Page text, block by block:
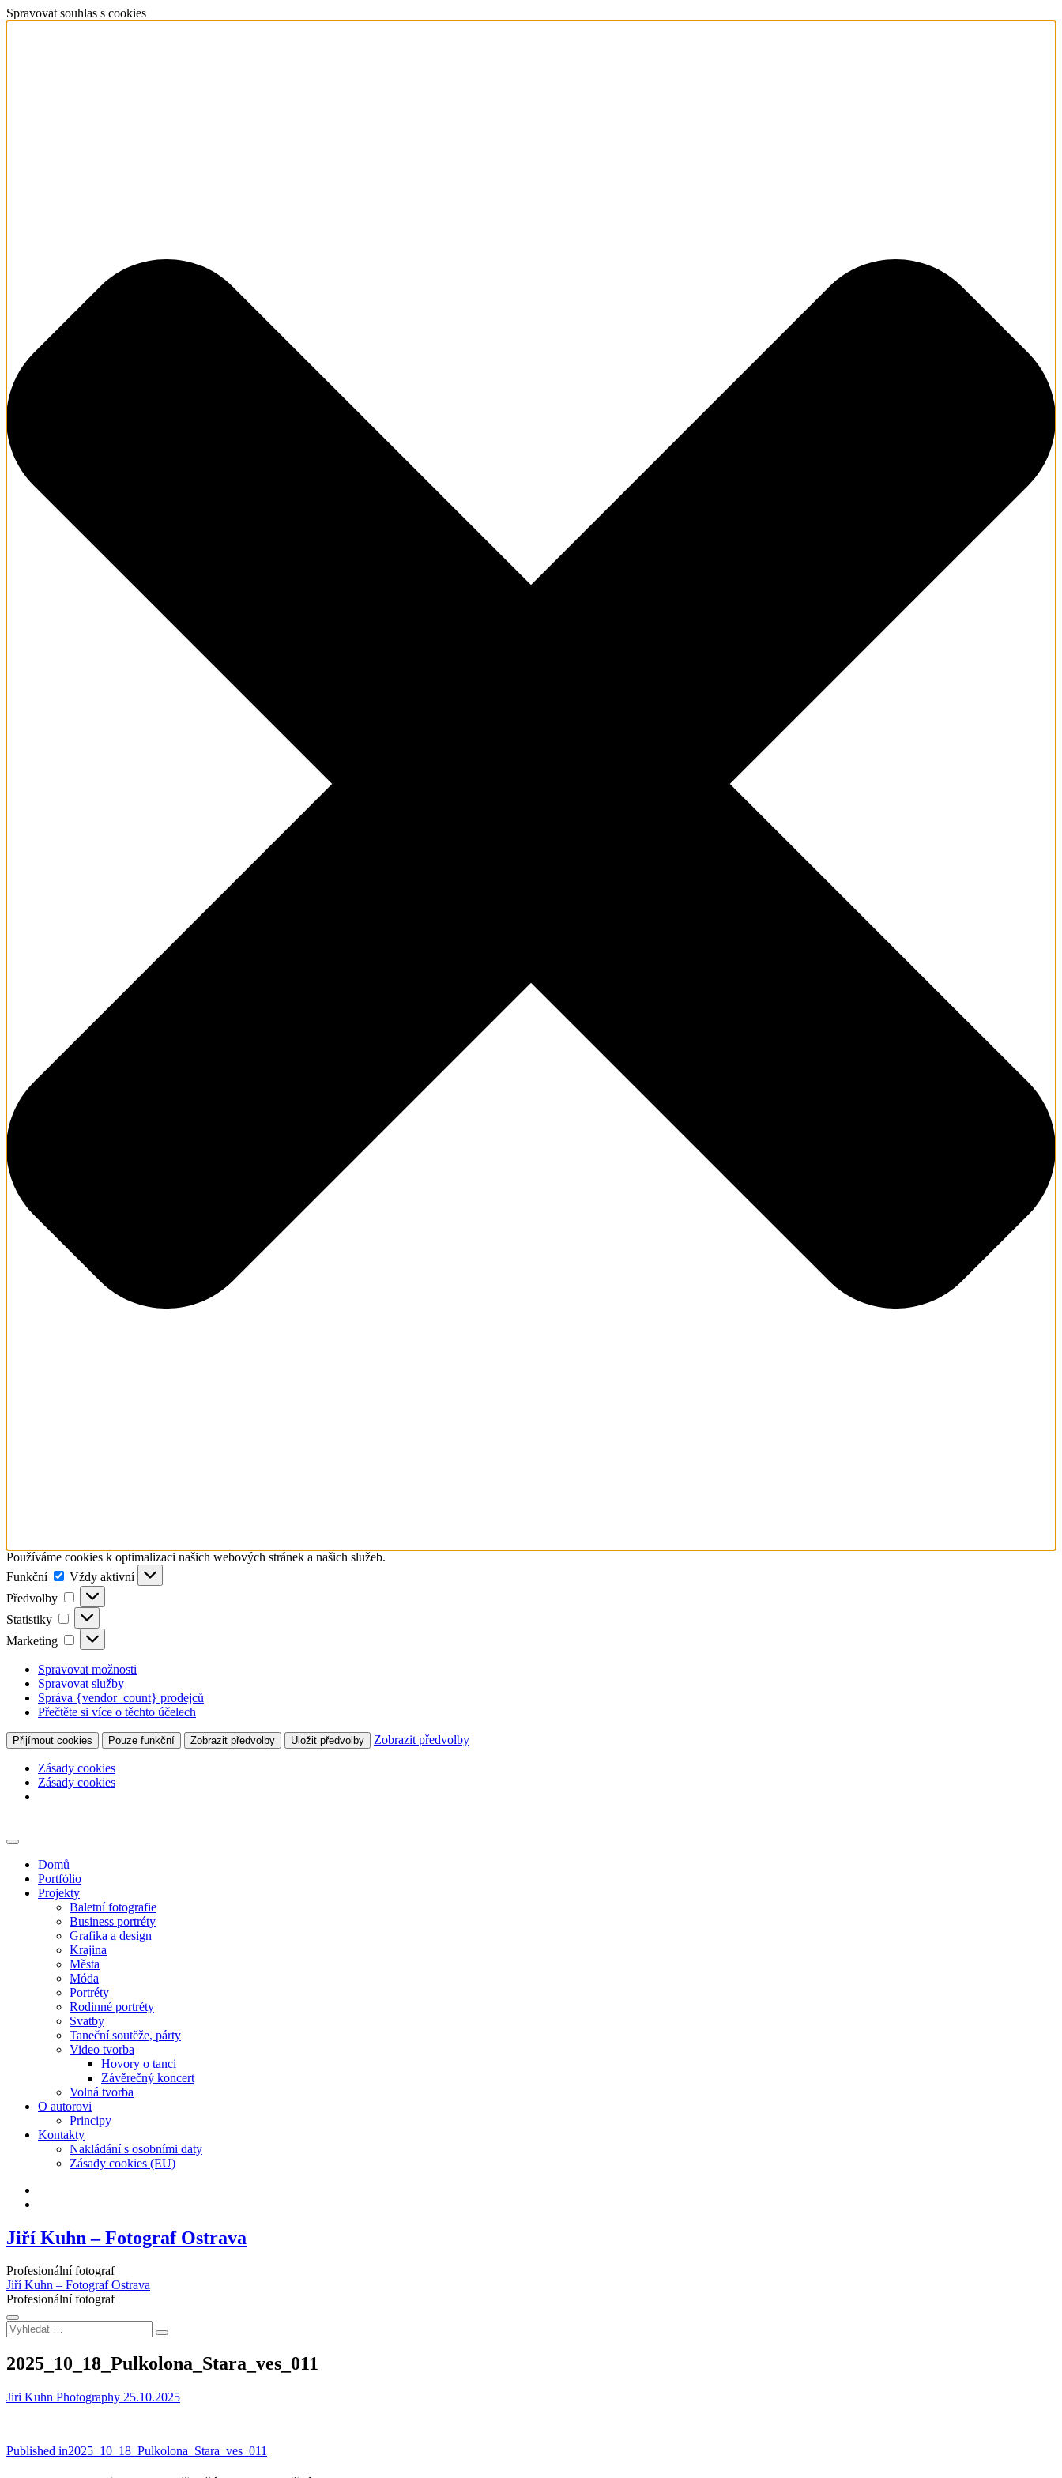
Spravovat souhlas s cookies
Používáme cookies k optimalizaci našich webových stránek a našich služeb.
Funkční
Funkční
Vždy aktivní
Předvolby
Předvolby
Statistiky Statistiky
Marketing Marketing
Spravovat možnosti
Spravovat služby
Správa {vendor_count} prodejců
Přečtěte si více o těchto účelech
Přijímout cookies Pouze funkční Zobrazit předvolby Uložit předvolby Zobrazit předvolby
Zásady cookies
Zásady cookies
to
Domů
Portfólio
Projekty
Baletní fotografie
Business portréty
Grafika a design
Krajina
Města
Móda
Portréty
Rodinné portréty
Svatby
Taneční soutěže, párty
Video tvorba
Hovory o tanci
Závěrečný koncert
Volná tvorba
O autorovi
Principy
Kontakty
Nakládání s osobními daty
Zásady cookies (EU)
Jiří Kuhn – Fotograf Ostrava
Profesionální fotograf
Jiří Kuhn – Fotograf Ostrava
Profesionální fotograf
Vyhledat
…
2025_10_18_Pulkolona_Stara_ves_011
Jiri Kuhn Photography 25.10.2025
Navigace
Published in2025_10_18_Pulkolona_Stara_ves_011